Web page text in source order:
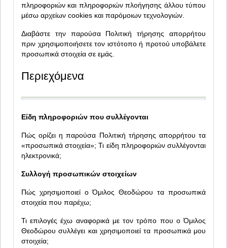
πληροφοριών και πληροφοριών πλοήγησης άλλου τύπου
μέσω αρχείων cookies και παρόμοιων τεχνολογιών.
Διαβάστε την παρούσα Πολιτική τήρησης απορρήτου
πριν χρησιμοποιήσετε τον ιστότοπο ή προτού υποβάλετε
προσωπικά στοιχεία σε εμάς.
Περιεχόμενα
Είδη πληροφοριών που συλλέγονται
Πώς ορίζει η παρούσα Πολιτική τήρησης απορρήτου τα
«προσωπικά στοιχεία»; Τι είδη πληροφοριών συλλέγονται
ηλεκτρονικά;
Συλλογή προσωπικών στοιχείων
Πώς χρησιμοποιεί ο Όμιλος Θεοδώρου τα προσωπικά
στοιχεία που παρέχω;
Τι επιλογές έχω αναφορικά με τον τρόπο που ο Όμιλος
Θεοδώρου συλλέγει και χρησιμοποιεί τα προσωπικά μου
στοιχεία;